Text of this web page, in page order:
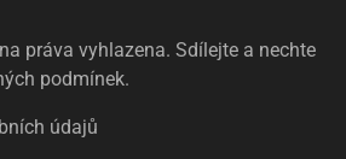
práva vyhlazena. Sdílejte a nechte
podmínek.
údajů